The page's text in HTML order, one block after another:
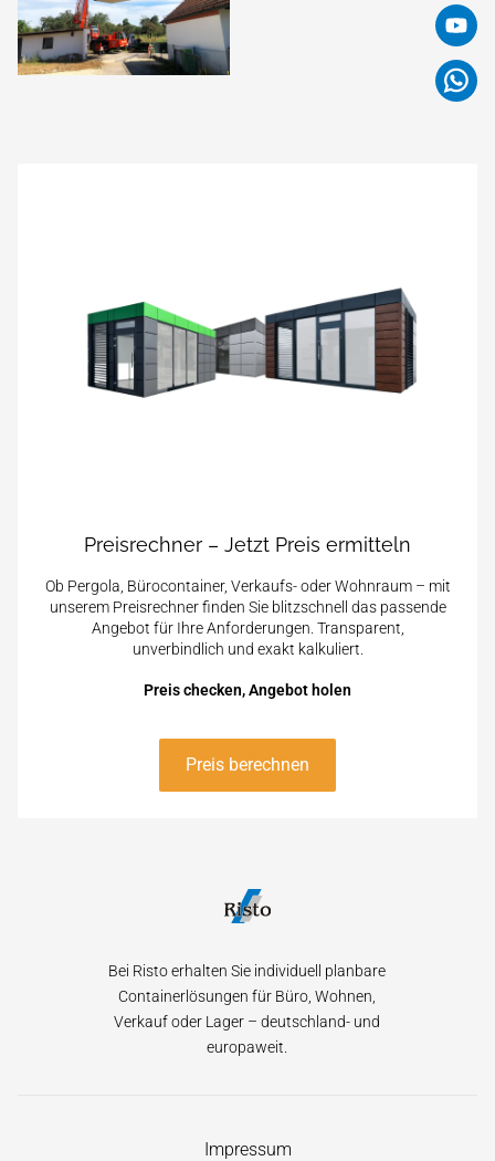
Preisrechner – Jetzt Preis ermitteln
Ob Pergola, Bürocontainer, Verkaufs- oder Wohnraum – mit
unserem Preisrechner finden Sie blitzschnell das passende
Angebot für Ihre Anforderungen. Transparent,
unverbindlich und exakt kalkuliert.
Preis checken, Angebot holen
Preis berechnen
Bei Risto erhalten Sie individuell planbare
Containerlösungen für Büro, Wohnen,
Verkauf oder Lager – deutschland- und
europaweit.
Navigation
Impressum